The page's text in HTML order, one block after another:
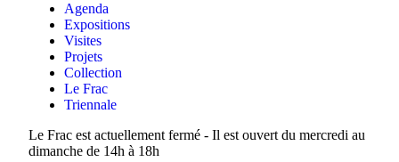
Agenda
Expositions
Visites
Projets
Collection
Le Frac
Triennale
Le Frac est actuellement fermé - Il est ouvert du mercredi au
dimanche de 14h à 18h